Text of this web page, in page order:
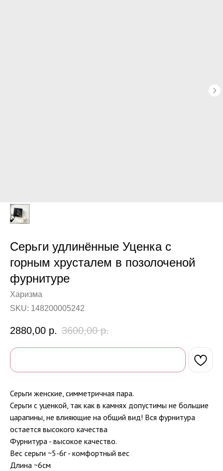
Серьги удлинённые Уценка с
горным хрусталем в позолоченой
фурнитуре
Харизма
SKU: 148200005242
2880,00 р. 3600,00 р.
Серьги женские, симметричная пара.
Серьги с уценкой, так как в камнях допустимы не большие
царапины, не влияющие на общий вид! Вся фурнитура
остается высокого качества
Фурнитура - высокое качество.
Вес серьги ~5-6г - комфортный вес
Длина ~6см